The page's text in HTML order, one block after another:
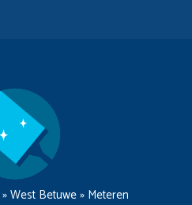
»West Betuwe» Meteren